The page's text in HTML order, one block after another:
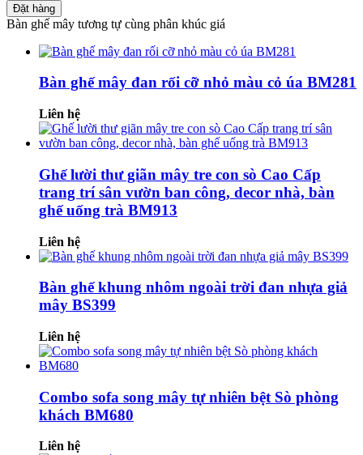
Đặt hàng
Bàn ghế mây tương tự cùng phân khúc giá
Bàn ghế mây đan rối cỡ nhỏ màu cỏ úa BM281
Liên hệ
Ghế lười thư giãn mây tre con sò Cao Cấp
trang trí sân vườn ban công, decor nhà, bàn
ghế uống trà BM913
Liên hệ
Bàn ghế khung nhôm ngoài trời đan nhựa giả
mây BS399
Liên hệ
Combo sofa song mây tự nhiên bệt Sò phòng
khách BM680
Liên hệ